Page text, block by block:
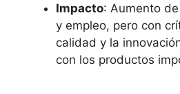
Impacto: Aumento
y empleo, pero con
calidad y la
con los productos